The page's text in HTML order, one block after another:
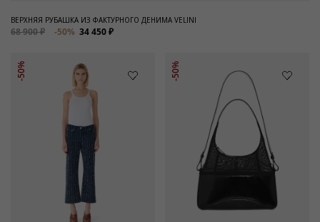
ВЕРХНЯЯ РУБАШКА ИЗ ФАКТУРНОГО ДЕНИМА VELINI
68 900 ₽ -50% 34 450 ₽
-50% -50%